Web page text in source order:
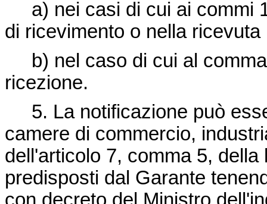
a) nei casi di cui ai commi
di ricevimento o nella
b) nel caso di cui al
ricezione.
5. La notificazione può
camere di commercio,
dell'articolo 7, comma 5,
predisposti dal Garante